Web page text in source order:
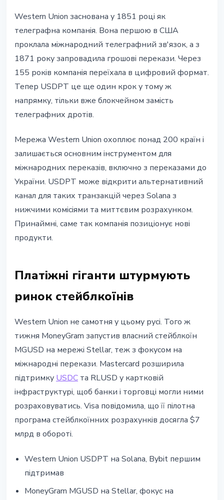
Western Union заснована у 1851 році як
телеграфна компанія. Вона першою в США
проклала міжнародний телеграфний зв'язок, а з
1871 року запровадила грошові перекази. Через
155 років компанія переїхала в цифровий формат.
Тепер USDPT це ще один крок у тому ж
напрямку, тільки вже блокчейном замість
телеграфних дротів.
Мережа Western Union охоплює понад 200 країн і
залишається основним інструментом для
міжнародних переказів, включно з переказами до
України. USDPT може відкрити альтернативний
канал для таких транзакцій через Solana з
нижчими комісіями та миттєвим розрахунком.
Принаймні, саме так компанія позиціонує нові
продукти.
Платіжні гіганти штурмують
ринок стейблкоїнів
Western Union не самотня у цьому русі. Того ж
тижня MoneyGram запустив власний стейблкоїн
MGUSD на мережі Stellar, теж з фокусом на
міжнародні перекази. Mastercard розширила
підтримку USDC та RLUSD у картковій
інфраструктурі, щоб банки і торговці могли ними
розраховуватись. Visa повідомила, що її пілотна
програма стейблкоїнних розрахунків досягла $7
млрд в обороті.
Western Union USDPT на Solana, Bybit першим
підтримав
MoneyGram MGUSD на Stellar, фокус на